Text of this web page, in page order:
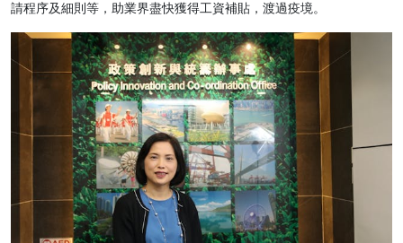
請程序及細則等，助業界盡快獲得工資補貼，渡過疫境。